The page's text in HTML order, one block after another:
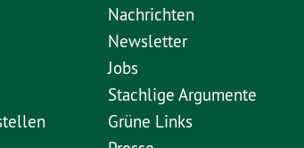
Nachrichten
Newsletter
Jobs
Stachlige Argumente
Grüne Links